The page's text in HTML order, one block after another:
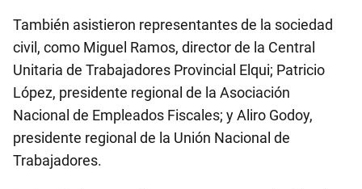
También asistieron representantes de la sociedad
civil, como Miguel Ramos, director de la Central
Unitaria de Trabajadores Provincial Elqui; Patricio
López, presidente regional de la Asociación
Nacional de Empleados Fiscales; y Aliro Godoy,
presidente regional de la Unión Nacional de
Trabajadores.